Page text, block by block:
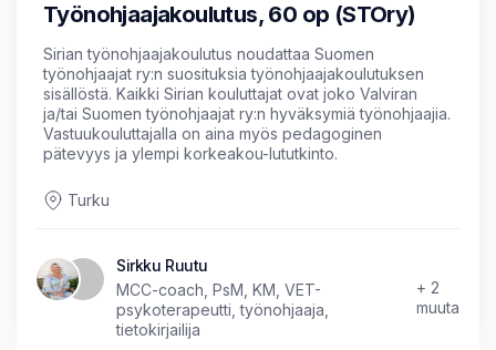
Työnohjaajakoulutus, 60 op (STOry)
Sirian työnohjaajakoulutus noudattaa Suomen
työnohjaajat ry:n suosituksia työnohjaajakoulutuksen
sisällöstä. Kaikki Sirian kouluttajat ovat joko Valviran
ja/tai Suomen työnohjaajat ry:n hyväksymiä työnohjaajia.
Vastuukouluttajalla on aina myös pedagoginen
pätevyys ja ylempi korkeakou-lututkinto.
Turku
Sirkku Ruutu
MCC-coach, PsM, KM, VET-
psykoterapeutti, työnohjaaja,
tietokirjailija
+ 2
muuta